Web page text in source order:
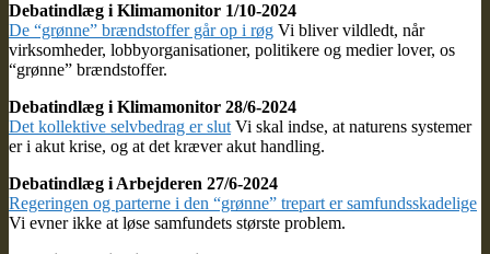
Debatindlæg i Klimamonitor 1/10-2024
De “grønne” brændstoffer går op i røg Vi bliver vildledt, når
virksomheder, lobbyorganisationer, politikere og medier lover, os
“grønne” brændstoffer.
Debatindlæg i Klimamonitor 28/6-2024
Det kollektive selvbedrag er slutVi skal indse, at naturens systemer
er i akut krise, og at det kræver akut handling.
Debatindlæg i Arbejderen 27/6-2024
Regeringen og parterne i den “grønne” trepart er samfundsskadelige
Vi evner ikke at løse samfundets største problem.